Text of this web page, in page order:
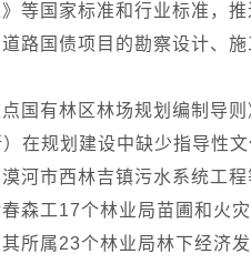
等国家标准和行业标准，
路国债项目的勘察设计、
国有林区林场规划编制导
在规划建设中缺少指导性
河市西林吉镇污水系统工
森工17个林业局苗圃和火
所属23个林业局林下经济